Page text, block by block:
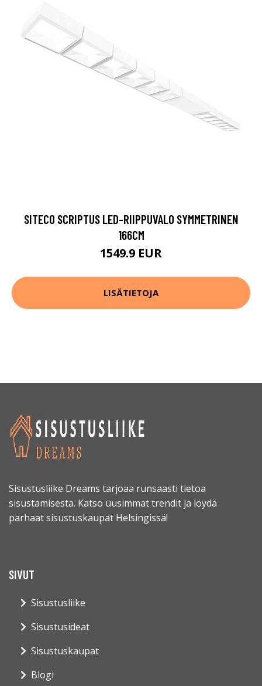
SITECO SCRIPTUS LED-RIIPPUVALO SYMMETRINEN
166CM
1549.9 EUR
LISÄTIETOJA
Sisustusliike Dreams tarjoaa runsaasti tietoa
sisustamisesta. Katso uusimmat trendit ja löydä
parhaat sisustuskaupat Helsingissä!
SIVUT
Sisustusliike
Sisustusideat
Sisustuskaupat
Blogi